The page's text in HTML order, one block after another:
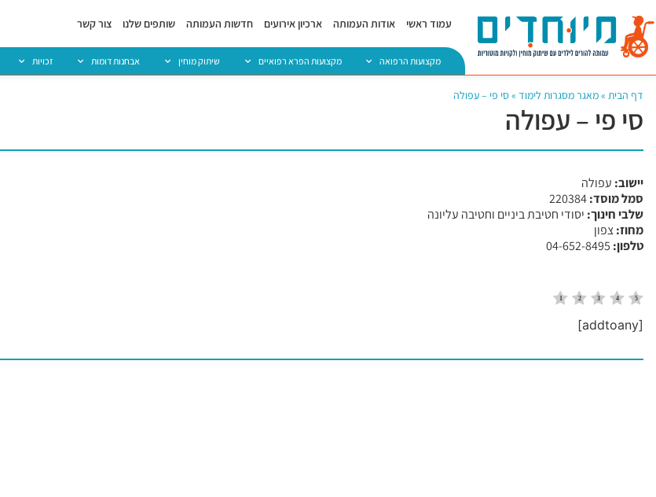
עמוד ראשי אודות העמותה ארכיון אירועים חדשות העמותה שותפים שלנו צור קשר
מקצועות הרפואה מקצועות הפרא רפואיים שיתוק מוחין אבחנות דומות זכויות
דף הבית »מאגר מסגרות לימוד »סי פי – עפולה
סי פי – עפולה
יישוב: עפולה
סמל מוסד:
שלבי חינוך: יסודי חטיבת ביניים וחטיבה עליונה
מחוז:צפון
טלפון:
[addtoany]